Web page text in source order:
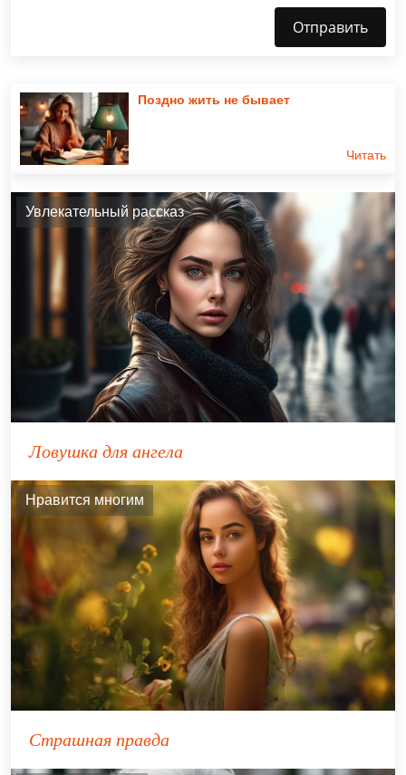
Отправить
Поздно жить не бывает
Читать
Увлекательный рассказ
Ловушка для ангела
Нравится многим
Страшная правда